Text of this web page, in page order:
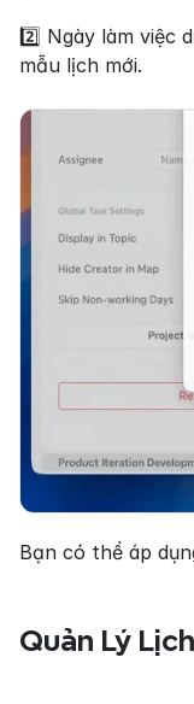
2️⃣ Ngày làm việc
mẫu lịch mới.
Bạn có thể áp
Quản Lý Lịch